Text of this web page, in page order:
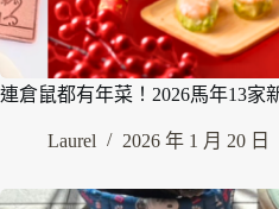
連倉鼠都有年菜！2026馬年13家
Laurel 2026 年 1 月 20 日